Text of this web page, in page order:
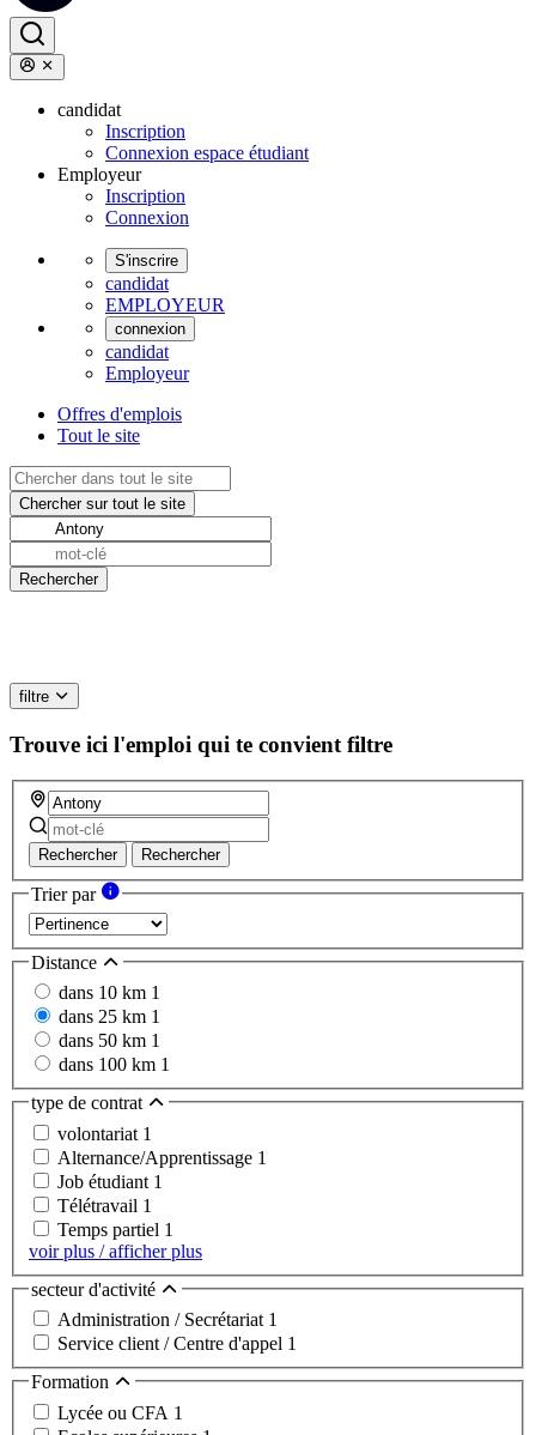
candidat
Inscription
Connexion espace étudiant
Employeur
Inscription
Connexion
S'inscrire
candidat
EMPLOYEUR
connexion
candidat
Employeur
Offres d'emplois
Tout le site
filtre
Trouve ici l'emploi qui te convient filtre
Rechercher Rechercher
Trier par
Distance
dans 10 km 1
dans 25 km 1
dans 50 km 1
dans 100 km 1
type de contrat
volontariat 1
Alternance/Apprentissage 1
Job étudiant 1
Télétravail 1
Temps partiel 1
voir plus / afficher plus
secteur d'activité
Administration / Secrétariat 1
Service client / Centre d'appel 1
Formation
Lycée ou CFA 1